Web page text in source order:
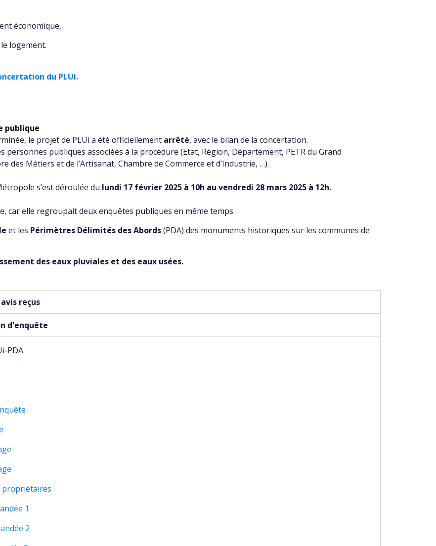
économique,
logement.
du PLUi.
publique
le projet de PLUi a été officiellement arrêté, avec le bilan de la concertation.
publiques associées à la procédure (Etat, Région, Département, PETR du Grand
des Métiers et de l’Artisanat, Chambre de Commerce et d’Industrie, …).
s’est déroulée du lundi 17 février 2025 à 10h au vendredi 28 mars 2025 à 12h.
car elle regroupait deux enquêtes publiques en même temps :
et les Périmètres Délimités des Abords(PDA) des monuments historiques sur les communes de
des eaux pluviales et des eaux usées.
reçus
d'enquête
PDA
propriètaires
1
2